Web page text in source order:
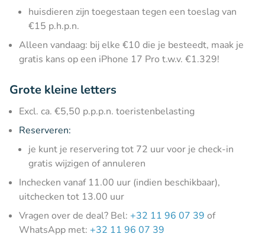
huisdieren zijn toegestaan tegen een toeslag van
€15 p.h.p.n.
Alleen vandaag: bij elke €10 die je besteedt, maak je
gratis kans op een iPhone 17 Pro t.w.v. €1.329!
Grote kleine letters
Excl. ca. €5,50 p.p.p.n. toeristenbelasting
Reserveren:
je kunt je reservering tot 72 uur voor je check-in
gratis wijzigen of annuleren
Inchecken vanaf 11.00 uur (indien beschikbaar),
uitchecken tot 13.00 uur
Vragen over de deal? Bel: +32 11 96 07 39 of
WhatsApp met: +32 11 96 07 39